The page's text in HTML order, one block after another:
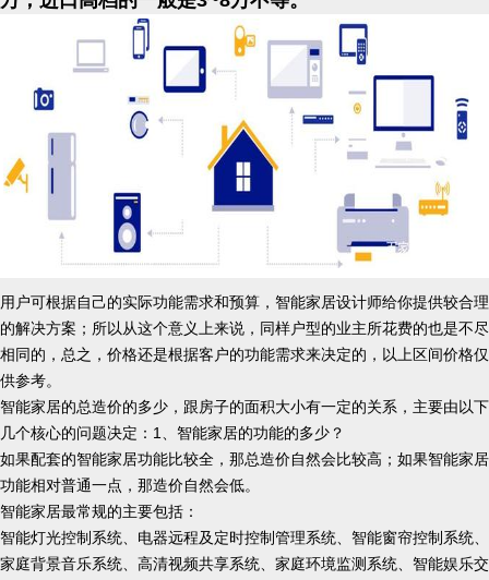
用户可根据自己的实际功能需求和预算，智能家居设计师给你提供较合理
的解决方案；所以从这个意义上来说，同样户型的业主所花费的也是不尽
相同的，总之，价格还是根据客户的功能需求来决定的，以上区间价格仅
供参考。
智能家居的总造价的多少，跟房子的面积大小有一定的关系，主要由以下
几个核心的问题决定： 1、智能家居的功能的多少？
如果配套的智能家居功能比较全，那总造价自然会比较高；如果智能家居
功能相对普通一点，那造价自然会低。
智能家居最常规的主要包括：
智能灯光控制系统、电器远程及定时控制管理系统、智能窗帘控制系统、
家庭背景音乐系统、高清视频共享系统、家庭环境监测系统、智能娱乐交